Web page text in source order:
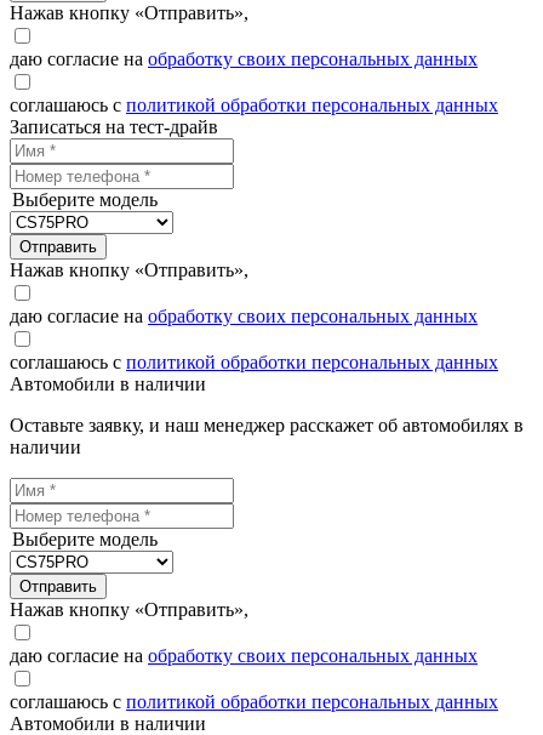
Нажав кнопку «Отправить»,
даю согласие на обработку своих персональных данных
соглашаюсь с политикой обработки персональных данных
Записаться на тест-драйв
Выберите модель
Отправить
Нажав кнопку «Отправить»,
даю согласие на обработку своих персональных данных
соглашаюсь с политикой обработки персональных данных
Автомобили в наличии
Оставьте заявку, и наш менеджер расскажет об автомобилях в
наличии
Выберите модель
Отправить
Нажав кнопку «Отправить»,
даю согласие на обработку своих персональных данных
соглашаюсь с политикой обработки персональных данных
Автомобили в наличии